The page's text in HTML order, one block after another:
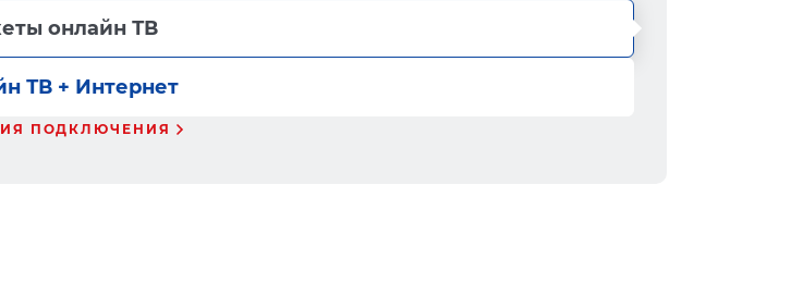
онлайн ТВ
ТВ + Интернет
ПОДКЛЮЧЕНИЯ